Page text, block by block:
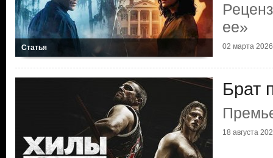
Статья
ее»
02 марта 2026
Брат
18 августа